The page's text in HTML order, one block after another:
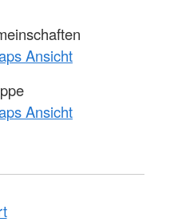
Ansicht
Ansicht